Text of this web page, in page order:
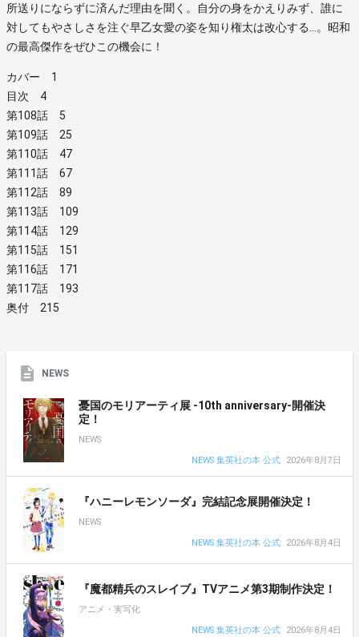
所送りにならずに済んだ理由を聞く。自分の身をかえりみず、誰に
対してもやさしさを注ぐ早乙女愛の姿を知り権太は改心する…。昭和
の最高傑作をぜひこの機会に！
カバー 1
目次 4
第108話 5
第109話 25
第110話 47
第111話 67
第112話 89
第113話 109
第114話 129
第115話 151
第116話 171
第117話 193
奥付 215
NEWS
憂国のモリアーティ展 -10th anniversary-開催決
定！
NEWS
NEWS 集英社の本 公式
2026年8月7日
『ハニーレモンソーダ』完結記念展開催決定！
NEWS
NEWS 集英社の本 公式
2026年8月4日
『魔都精兵のスレイブ』TVアニメ第3期制作決定！
アニメ・実写化
NEWS 集英社の本 公式
2026年8月4日